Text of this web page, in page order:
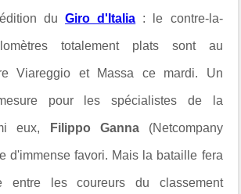
duGiro d'Italia : le contre-la-
totalement plats sont au
Viareggio et Massa ce mardi. Un
pour les spécialistes de la
eux, Filippo Ganna (Netcompany
d'immense favori. Mais la bataille fera
entre les coureurs du classement